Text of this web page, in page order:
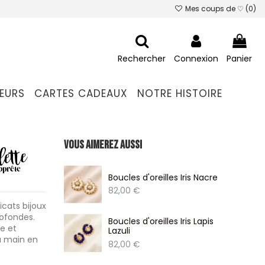
Mes coups de ♡ (0)
Rechercher Connexion Panier
CARTES CADEAUX NOTRE HISTOIRE
bijoux
et
main en
Vous aimerez aussi
Boucles d'oreilles Iris Nacre
82,00 €
Boucles d'oreilles Iris Lapis
Lazuli
82,00 €